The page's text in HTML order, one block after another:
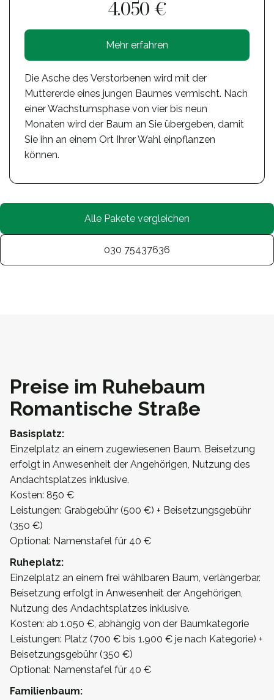
4.050 €
Mehr erfahren
Die Asche des Verstorbenen wird mit der
Muttererde eines jungen Baumes vermischt. Nach
einer Wachstumsphase von vier bis neun
Monaten wird der Baum an Sie übergeben, damit
Sie ihn an einem Ort Ihrer Wahl einpflanzen
können.
Alle Pakete vergleichen
030 75437636
Preise im Ruhebaum
Romantische Straße
Basisplatz:
Einzelplatz an einem zugewiesenen Baum. Beisetzung
erfolgt in Anwesenheit der Angehörigen, Nutzung des
Andachtsplatzes inklusive.
Kosten: 850 €
Leistungen: Grabgebühr (500 €) + Beisetzungsgebühr
(350 €)
Optional: Namenstafel für 40 €
Ruheplatz:
Einzelplatz an einem frei wählbaren Baum, verlängerbar.
Beisetzung erfolgt in Anwesenheit der Angehörigen,
Nutzung des Andachtsplatzes inklusive.
Kosten: ab 1.050 €, abhängig von der Baumkategorie
Leistungen: Platz (700 € bis 1.900 € je nach Kategorie) +
Beisetzungsgebühr (350 €)
Optional: Namenstafel für 40 €
Familienbaum: